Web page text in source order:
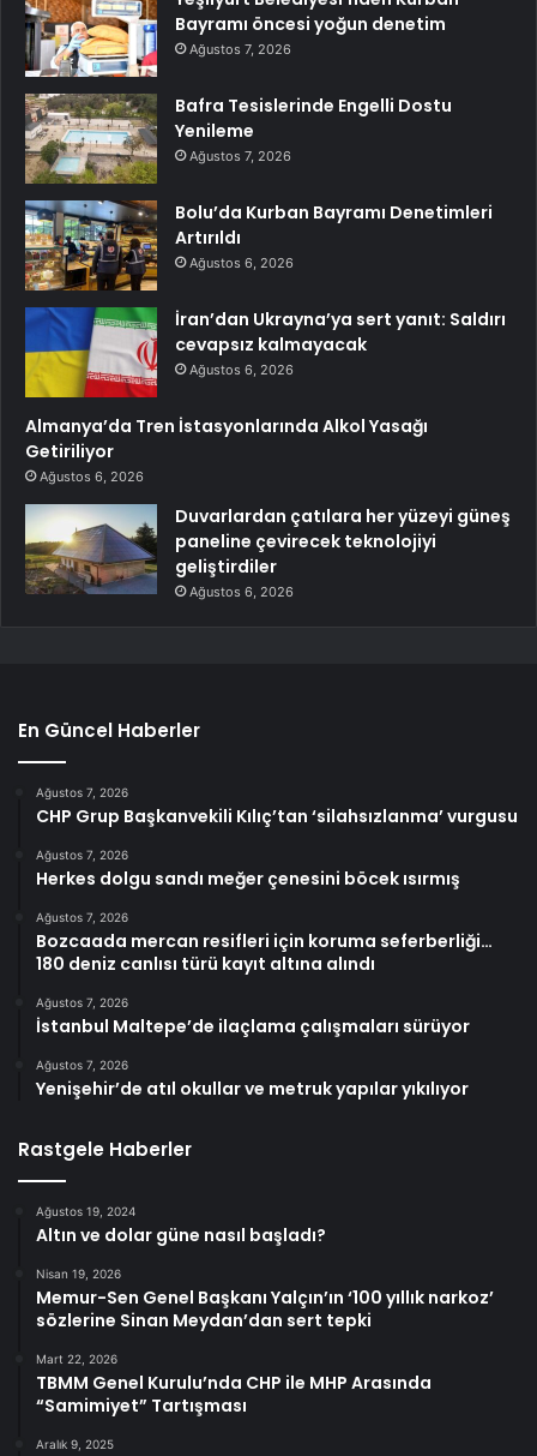
Bayramı öncesi yoğun denetim
Ağustos 7, 2026
Bafra Tesislerinde Engelli Dostu
Yenileme
Ağustos 7, 2026
Bolu’da Kurban Bayramı Denetimleri
Artırıldı
Ağustos 6, 2026
İran’dan Ukrayna’ya sert yanıt: Saldırı
cevapsız kalmayacak
Ağustos 6, 2026
Almanya’da Tren İstasyonlarında Alkol Yasağı
Getiriliyor
Ağustos 6, 2026
Duvarlardan çatılara her yüzeyi güneş
paneline çevirecek teknolojiyi
geliştirdiler
Ağustos 6, 2026
En Güncel Haberler
Ağustos 7, 2026
CHP Grup Başkanvekili Kılıç’tan ‘silahsızlanma’ vurgusu
Ağustos 7, 2026
Herkes dolgu sandı meğer çenesini böcek ısırmış
Ağustos 7, 2026
Bozcaada mercan resifleri için koruma seferberliği…
180 deniz canlısı türü kayıt altına alındı
Ağustos 7, 2026
İstanbul Maltepe’de ilaçlama çalışmaları sürüyor
Ağustos 7, 2026
Yenişehir’de atıl okullar ve metruk yapılar yıkılıyor
Rastgele Haberler
Ağustos 19, 2024
Altın ve dolar güne nasıl başladı?
Nisan 19, 2026
Memur-Sen Genel Başkanı Yalçın’ın ‘100 yıllık narkoz’
sözlerine Sinan Meydan’dan sert tepki
Mart 22, 2026
TBMM Genel Kurulu’nda CHP ile MHP Arasında
“Samimiyet” Tartışması
Aralık 9, 2025